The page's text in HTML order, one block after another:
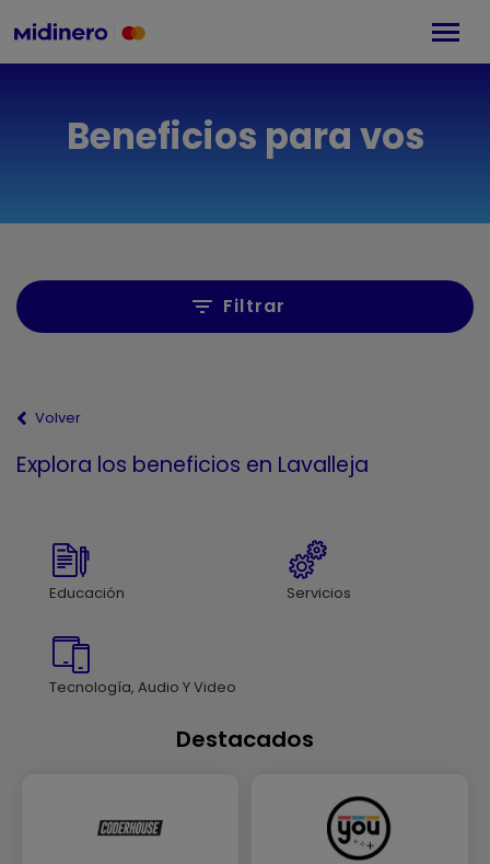
Beneficios para vos
Filtrar
Volver
Explora los beneficios en Lavalleja
Educación Servicios
Tecnología, Audio Y Video
Destacados